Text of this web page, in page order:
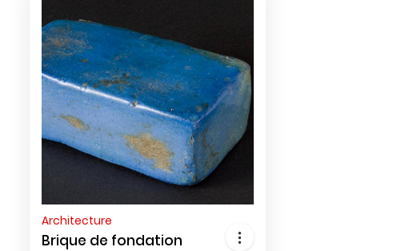
Architecture
Brique de fondation